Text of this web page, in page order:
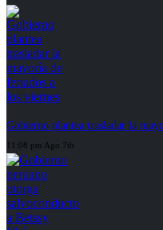
Gobierno plantea trasladar la
11:08 pm Ago 7th